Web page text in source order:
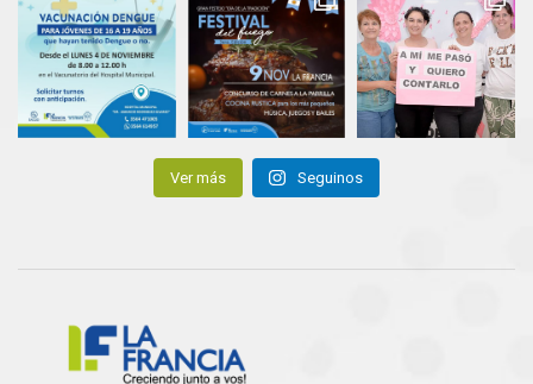
Ver más Seguinos